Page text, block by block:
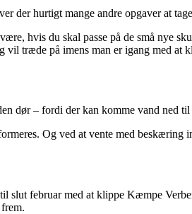
der hurtigt mange andre opgaver at
hvis du skal passe på de små nye
træde på imens man er igang med at
dør – fordi der kan komme vand ned til
Og ved at vente med beskæring
februar med at klippe Kæmpe